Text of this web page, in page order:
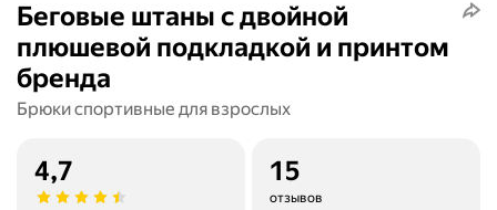
Беговые штаны с двойной
плюшевой подкладкой и принтом
бренда
Брюки спортивные для взрослых
4,7 15
отзывов